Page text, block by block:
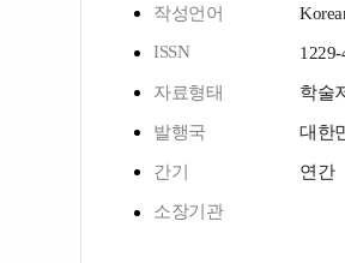
작성언어
ISSN
1229-
자료형태 학술
발행국 대한
간기 연간
소장기관